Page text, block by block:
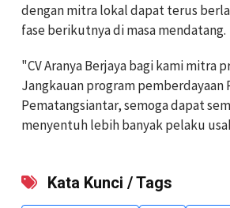
dengan mitra lokal dapat terus
fase berikutnya di masa mendatang.
"CV Aranya Berjaya bagi kami mitra
Jangkauan program pemberdayaan
Pematangsiantar, semoga dapat
menyentuh lebih banyak pelaku
Kata Kunci / Tags